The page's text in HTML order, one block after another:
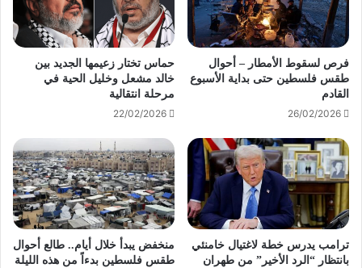
فرص لسقوط الأمطار – أحوال
طقس فلسطين حتى بداية الأسبوع
القادم
26/02/2026
حماس تختار زعيمها الجديد بين
خالد مشعل وخليل الحية في
مرحلة انتقالية
22/02/2026
ترامب يدرس خطة لاغتيال خامنئي
بانتظار “الرد الأخير” من طهران
منخفض يبدأ خلال أيام.. طالع أحوال
طقس فلسطين بدءاً من هذه الليلة